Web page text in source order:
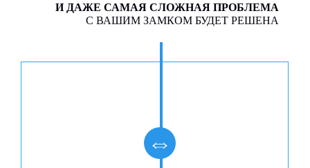
И ДАЖЕ САМАЯ СЛОЖНАЯ ПРОБЛЕМА
С ВАШИМ ЗАМКОМ БУДЕТ РЕШЕНА